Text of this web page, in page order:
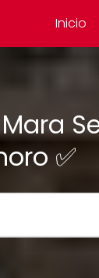
Inicio
✅